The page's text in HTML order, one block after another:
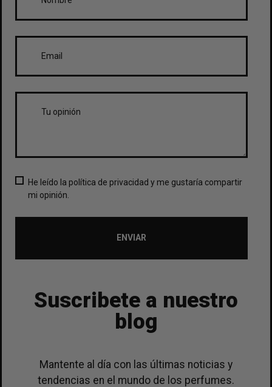
He leído la política de privacidad y me gustaría compartir
mi opinión.
ENVIAR
Suscribete a nuestro
blog
Mantente al día con las últimas noticias y
tendencias en el mundo de los perfumes.